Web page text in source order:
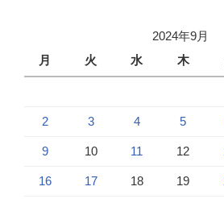
2024年9月
月
火 水 木
2 3 4 5
9 10 11 12
16 17 18 19